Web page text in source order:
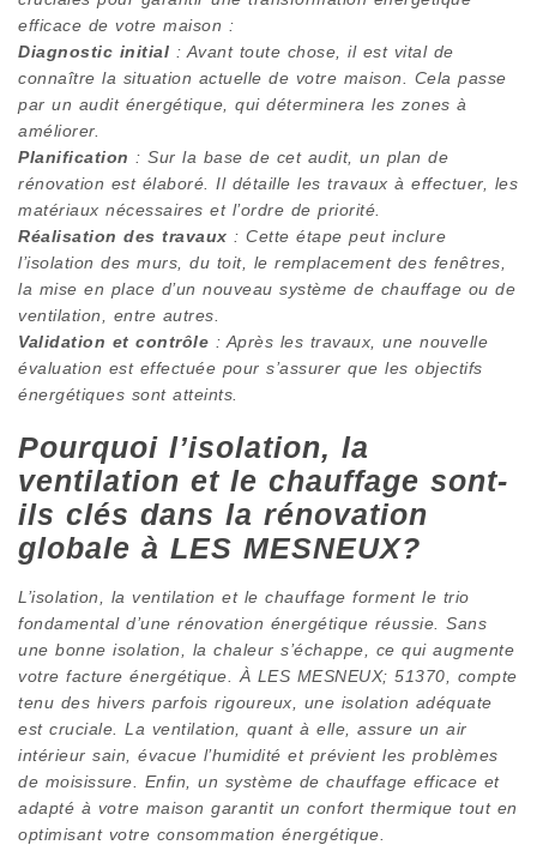
efficace de votre maison :
Diagnostic initial : Avant toute chose, il est vital de
connaître la situation actuelle de votre maison. Cela passe
par un audit énergétique, qui déterminera les zones à
améliorer.
Planification : Sur la base de cet audit, un plan de
rénovation est élaboré. Il détaille les travaux à effectuer, les
matériaux nécessaires et l’ordre de priorité.
Réalisation des travaux : Cette étape peut inclure
l’isolation des murs, du toit, le remplacement des fenêtres,
la mise en place d’un nouveau système de chauffage ou de
ventilation, entre autres.
Validation et contrôle : Après les travaux, une nouvelle
évaluation est effectuée pour s’assurer que les objectifs
énergétiques sont atteints.
Pourquoi l’isolation, la
ventilation et le chauffage sont-
ils clés dans la rénovation
globale à LES MESNEUX?
L’isolation, la ventilation et le chauffage forment le trio
fondamental d’une rénovation énergétique réussie. Sans
une bonne isolation, la chaleur s’échappe, ce qui augmente
votre facture énergétique. À LES MESNEUX; 51370, compte
tenu des hivers parfois rigoureux, une isolation adéquate
est cruciale. La ventilation, quant à elle, assure un air
intérieur sain, évacue l’humidité et prévient les problèmes
de moisissure. Enfin, un système de chauffage efficace et
adapté à votre maison garantit un confort thermique tout en
optimisant votre consommation énergétique.